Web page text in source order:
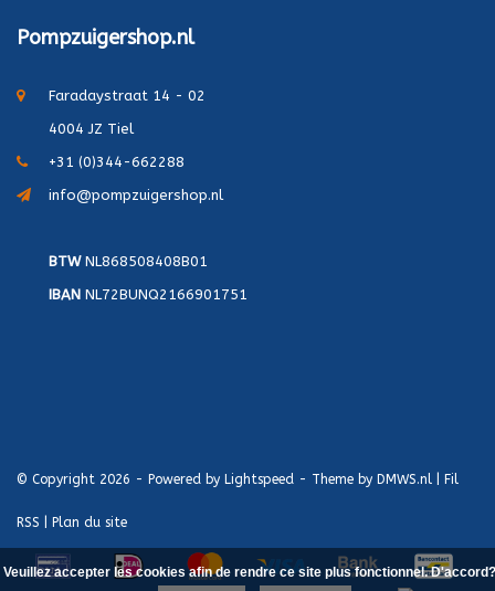
Pompzuigershop.nl
Faradaystraat 14 - 02
4004 JZ Tiel
+31 (0)344-662288
info@pompzuigershop.nl
BTWNL868508408B01
IBAN NL72BUNQ2166901751
© Copyright 2026 - Powered by Lightspeed - Theme by DMWS.nl Fil
RSS Plan du site
Veuillez accepter les cookies afin de rendre ce site plus fonctionnel. D'accord?